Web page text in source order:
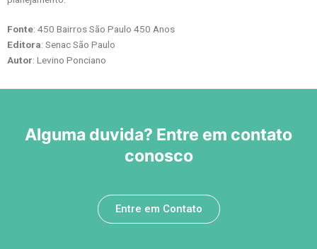
Fonte: 450 Bairros São Paulo 450 Anos
Editora: Senac São Paulo
Autor: Levino Ponciano
Alguma duvida? Entre em contato
conosco
Entre em Contato